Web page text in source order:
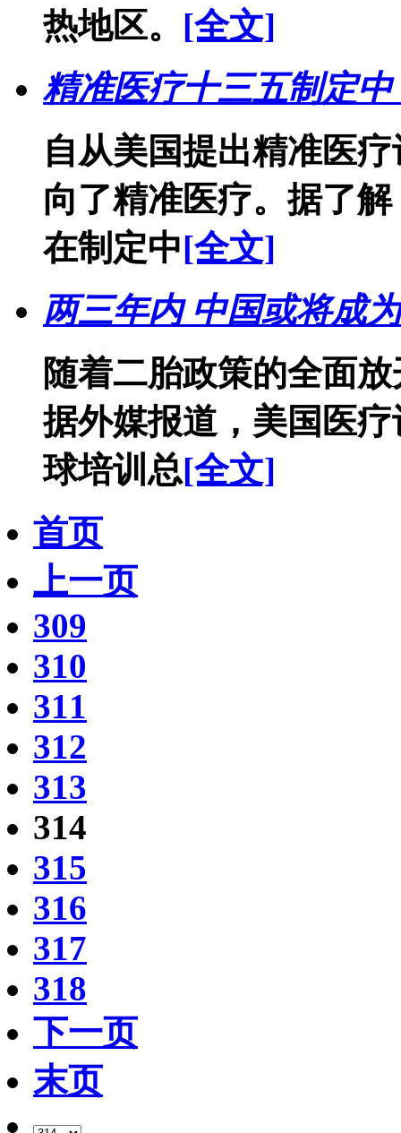
热地区。 [全文]
精准医疗十三五制定
自从美国提出精准医
向了精准医疗。据了
在制定中[全文]
两三年内 中国或将成
随着二胎政策的全面
据外媒报道，美国医
球培训总[全文]
首页
上一页
309
310
311
312
313
314
315
316
317
318
下一页
末页